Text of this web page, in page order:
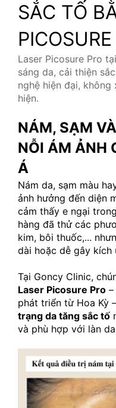
SẮC TỐ
Laser Picosure Pro
sáng da, cải thiện
nghệ hiện đại,
hiện.
NÁM, SẠM
NỖI ÁM ẢNH
Á
Nám da, sạm màu
ảnh hưởng đến diện
cảm thấy e ngại
hàng đã thử các
kim, bôi thuốc,...
dài hoặc dễ gây kích
Laser Picosure Pro
phát triển từ Hoa Kỳ
trạng da tăng sắc tố
và phù hợp với làn